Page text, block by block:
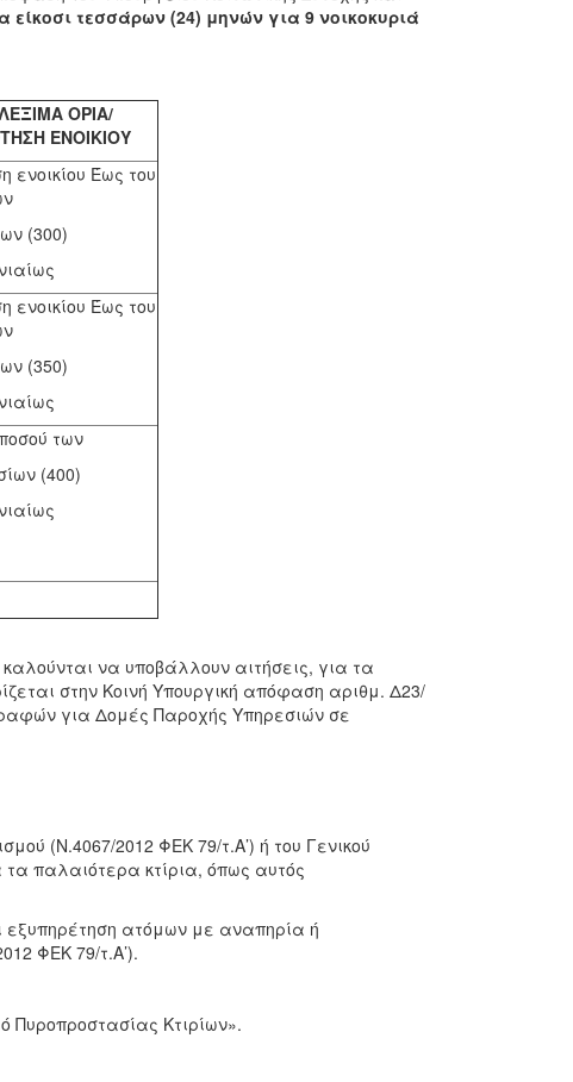
είκοσι τεσσάρων (24) μηνών για 9 νοικοκυριά
ΟΡΙΑ/
ΕΝΟΙΚΙΟΥ
ενοικίου Έως του
(300)
ενοικίου Έως του
(350)
των
(400)
να υποβάλλουν αιτήσεις, για τα
στην Κοινή Υπουργική απόφαση αριθμ. Δ23/
για Δομές Παροχής Υπηρεσιών σε
(Ν.4067/2012 ΦΕΚ 79/τ.Α’) ή του Γενικού
τα παλαιότερα κτίρια, όπως αυτός
εξυπηρέτηση ατόμων με αναπηρία ή
ΦΕΚ 79/τ.Α’).
Κτιρίων».